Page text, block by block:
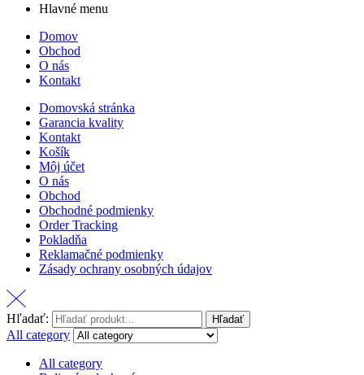
Hlavné menu
Domov
Obchod
O nás
Kontakt
Domovská stránka
Garancia kvality
Kontakt
Košík
Môj účet
O nás
Obchod
Obchodné podmienky
Order Tracking
Pokladňa
Reklamačné podmienky
Zásady ochrany osobných údajov
Hľadať: Hľadať
All category
All category